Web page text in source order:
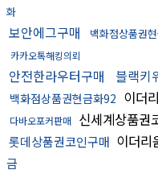
화
보안에그구매 백화점상품권
카카오톡해킹의뢰
안전한라우터구매 블랙키
백화점상품권현금화92 이더
다바오포커판매 신세계상품권
롯데상품권코인구매 이더리
금